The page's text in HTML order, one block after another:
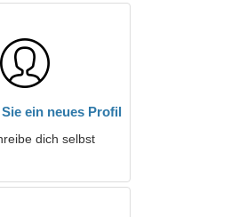
ein neues Profil
dich selbst